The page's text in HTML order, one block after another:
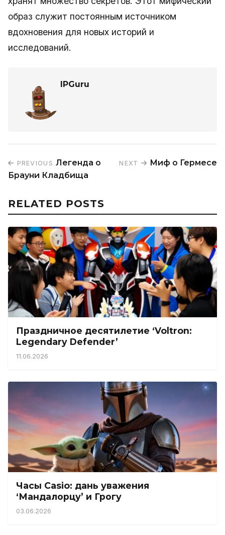
образ служит постоянным источником
вдохновения для новых историй и
исследований.
IPGuru
PREVIOUS Легенда о
Брауни Кладбища
NEXT Миф о Гермесе
RELATED POSTS
Праздничное десятилетие ‘Voltron:
Legendary Defender’
11.06.2026
Часы Casio: дань уважения
‘Мандалорцу’ и Грогу
03.06.2026